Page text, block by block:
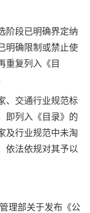
阶段已明确界定纳
明确限制或禁止使
重复列入《目
、交通行业规范标
即列入《目录》的
及行业规范中未淘
依法依规对其予以
理部关于发布《公